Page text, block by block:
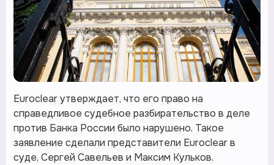
Euroclear утверждает, что его право на
справедливое судебное разбирательство в деле
против Банка России было нарушено. Такое
заявление сделали представители Euroclear в
суде, Сергей Савельев и Максим Кульков.